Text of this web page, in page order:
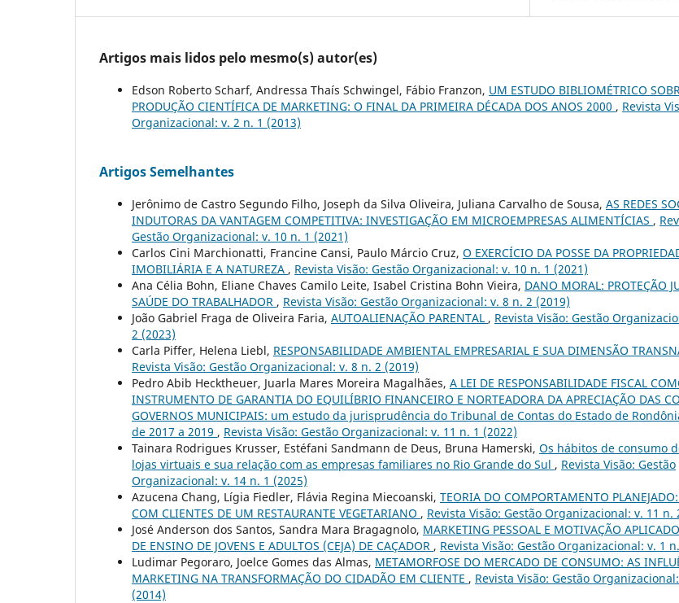
Artigos mais lidos pelo mesmo(s) autor(es)
Edson Roberto Scharf, Andressa Thaís Schwingel, Fábio Franzon, UM ESTUDO BIBLIOMÉTRICO
PRODUÇÃO CIENTÍFICA DE MARKETING: O FINAL DA PRIMEIRA DÉCADA DOS ANOS 2000 , Revista
Organizacional: v. 2 n. 1 (2013)
Artigos Semelhantes
Jerônimo de Castro Segundo Filho, Joseph da Silva Oliveira, Juliana Carvalho de Sousa, AS REDES
INDUTORAS DA VANTAGEM COMPETITIVA: INVESTIGAÇÃO EM MICROEMPRESAS ALIMENTÍCIAS ,
Gestão Organizacional: v. 10 n. 1 (2021)
Carlos Cini Marchionatti, Francine Cansi, Paulo Márcio Cruz, O EXERCÍCIO DA POSSE DA
IMOBILIÁRIA E A NATUREZA , Revista Visão: Gestão Organizacional: v. 10 n. 1 (2021)
Ana Célia Bohn, Eliane Chaves Camilo Leite, Isabel Cristina Bohn Vieira, DANO MORAL: PROTEÇÃO
SAÚDE DO TRABALHADOR , Revista Visão: Gestão Organizacional: v. 8 n. 2 (2019)
João Gabriel Fraga de Oliveira Faria, AUTOALIENAÇÃO PARENTAL , Revista Visão: Gestão
2 (2023)
Carla Piffer, Helena Liebl, RESPONSABILIDADE AMBIENTAL EMPRESARIAL E SUA DIMENSÃO
Revista Visão: Gestão Organizacional: v. 8 n. 2 (2019)
Pedro Abib Hecktheuer, Juarla Mares Moreira Magalhães, A LEI DE RESPONSABILIDADE FISCAL
INSTRUMENTO DE GARANTIA DO EQUILÍBRIO FINANCEIRO E NORTEADORA DA APRECIAÇÃO DAS
GOVERNOS MUNICIPAIS: um estudo da jurisprudência do Tribunal de Contas do Estado de
de 2017 a 2019 , Revista Visão: Gestão Organizacional: v. 11 n. 1 (2022)
Tainara Rodrigues Krusser, Estéfani Sandmann de Deus, Bruna Hamerski, Os hábitos de consumo
lojas virtuais e sua relação com as empresas familiares no Rio Grande do Sul , Revista Visão: Gestão
Organizacional: v. 14 n. 1 (2025)
Azucena Chang, Lígia Fiedler, Flávia Regina Miecoanski, TEORIA DO COMPORTAMENTO
COM CLIENTES DE UM RESTAURANTE VEGETARIANO , Revista Visão: Gestão Organizacional: v. 11 n.
José Anderson dos Santos, Sandra Mara Bragagnolo, MARKETING PESSOAL E MOTIVAÇÃO
DE ENSINO DE JOVENS E ADULTOS (CEJA) DE CAÇADOR , Revista Visão: Gestão Organizacional: v. 1
Ludimar Pegoraro, Joelce Gomes das Almas, METAMORFOSE DO MERCADO DE CONSUMO: AS
MARKETING NA TRANSFORMAÇÃO DO CIDADÃO EM CLIENTE , Revista Visão: Gestão
(2014)